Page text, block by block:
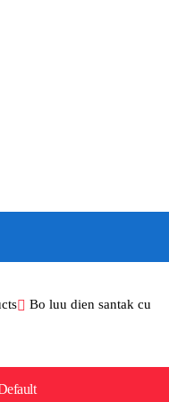
Bo luu dien santak cu